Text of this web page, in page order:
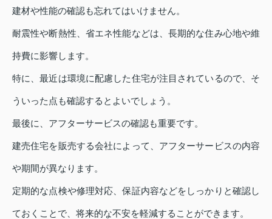
建材や性能の確認も忘れてはいけません。
耐震性や断熱性、省エネ性能などは、長期的な住み心地や維
持費に影響します。
特に、最近は環境に配慮した住宅が注目されているので、そ
ういった点も確認するとよいでしょう。
最後に、アフターサービスの確認も重要です。
建売住宅を販売する会社によって、アフターサービスの内容
や期間が異なります。
定期的な点検や修理対応、保証内容などをしっかりと確認し
ておくことで、将来的な不安を軽減することができます。